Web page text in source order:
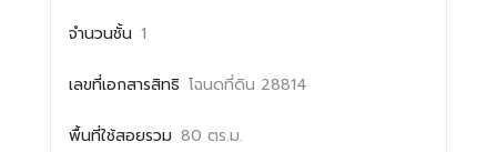
จำนวนชั้น 1
เลขที่เอกสารสิทธิ โฉนดที่ดิน 28814
พื้นที่ใช้สอยรวม 80 ตร.ม.